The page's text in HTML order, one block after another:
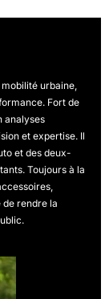
mobilité urbaine,
Fort de
analyses
et expertise. Il
et des deux-
Toujours à la
de rendre la